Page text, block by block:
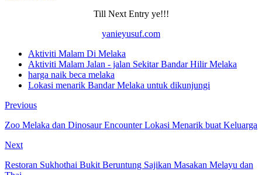
Till Next Entry ye!!!
yanieyusuf.com
Aktiviti Malam Di Melaka
Aktiviti Malam Jalan - jalan Sekitar Bandar Hilir Melaka
harga naik beca melaka
Lokasi menarik Bandar Melaka untuk dikunjungi
Previous
Zoo Melaka dan Dinosaur Encounter Lokasi Menarik buat Keluarga
Next
Restoran Sukhothai Bukit Beruntung Sajikan Masakan Melayu dan